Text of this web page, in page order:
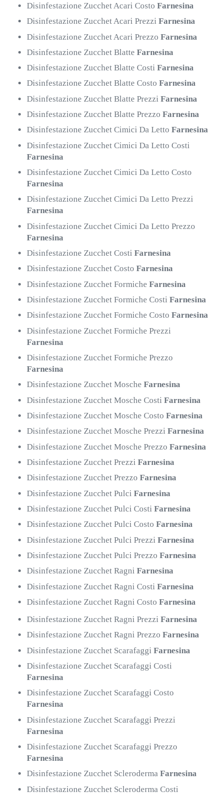
Disinfestazione Zucchet Acari CostoFarnesina
Disinfestazione Zucchet Acari PrezziFarnesina
Disinfestazione Zucchet Acari PrezzoFarnesina
Disinfestazione Zucchet BlatteFarnesina
Disinfestazione Zucchet Blatte CostiFarnesina
Disinfestazione Zucchet Blatte CostoFarnesina
Disinfestazione Zucchet Blatte PrezziFarnesina
Disinfestazione Zucchet Blatte PrezzoFarnesina
Disinfestazione Zucchet Cimici Da LettoFarnesina
Disinfestazione Zucchet Cimici Da Letto Costi
Farnesina
Disinfestazione Zucchet Cimici Da Letto Costo
Farnesina
Disinfestazione Zucchet Cimici Da Letto Prezzi
Farnesina
Disinfestazione Zucchet Cimici Da Letto Prezzo
Farnesina
Disinfestazione Zucchet CostiFarnesina
Disinfestazione Zucchet CostoFarnesina
Disinfestazione Zucchet FormicheFarnesina
Disinfestazione Zucchet Formiche CostiFarnesina
Disinfestazione Zucchet Formiche CostoFarnesina
Disinfestazione Zucchet Formiche Prezzi
Farnesina
Disinfestazione Zucchet Formiche Prezzo
Farnesina
Disinfestazione Zucchet MoscheFarnesina
Disinfestazione Zucchet Mosche CostiFarnesina
Disinfestazione Zucchet Mosche CostoFarnesina
Disinfestazione Zucchet Mosche PrezziFarnesina
Disinfestazione Zucchet Mosche PrezzoFarnesina
Disinfestazione Zucchet PrezziFarnesina
Disinfestazione Zucchet PrezzoFarnesina
Disinfestazione Zucchet PulciFarnesina
Disinfestazione Zucchet Pulci CostiFarnesina
Disinfestazione Zucchet Pulci CostoFarnesina
Disinfestazione Zucchet Pulci PrezziFarnesina
Disinfestazione Zucchet Pulci PrezzoFarnesina
Disinfestazione Zucchet RagniFarnesina
Disinfestazione Zucchet Ragni CostiFarnesina
Disinfestazione Zucchet Ragni CostoFarnesina
Disinfestazione Zucchet Ragni PrezziFarnesina
Disinfestazione Zucchet Ragni PrezzoFarnesina
Disinfestazione Zucchet ScarafaggiFarnesina
Disinfestazione Zucchet Scarafaggi Costi
Farnesina
Disinfestazione Zucchet Scarafaggi Costo
Farnesina
Disinfestazione Zucchet Scarafaggi Prezzi
Farnesina
Disinfestazione Zucchet Scarafaggi Prezzo
Farnesina
Disinfestazione Zucchet SclerodermaFarnesina
Disinfestazione Zucchet Scleroderma Costi